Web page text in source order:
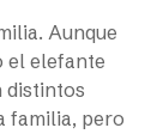
Aunque
el elefante
distintos
familia, pero